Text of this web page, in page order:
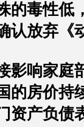
的毒性低
认放弃《
影响家庭
的房价持
资产负债